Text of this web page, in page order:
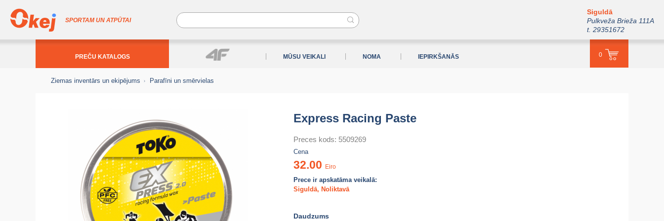
SPORTAM UN ATPŪTAI
Siguldā
Pulkveža Brieža 111A
t. 29351672
PREČU KATALOGS MŪSU VEIKALI NOMA IEPIRKŠANĀS 0
Ziemas inventārs un ekipējums Parafīni un smērvielas
Express Racing Paste
Preces kods: 5509269
Cena
32.00 Eiro
Prece ir apskatāma veikalā:
Siguldā, Noliktavā
Daudzums